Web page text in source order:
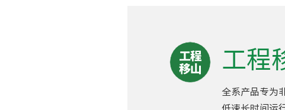
工程
全系产品专为